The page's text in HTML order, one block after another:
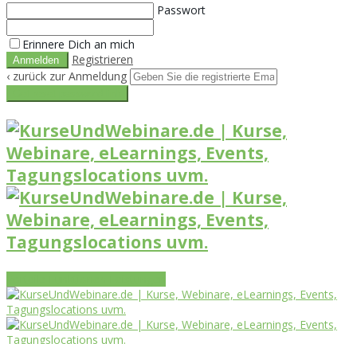
Passwort
Erinnere Dich an mich
Registrieren
‹ zurück zur Anmeldung